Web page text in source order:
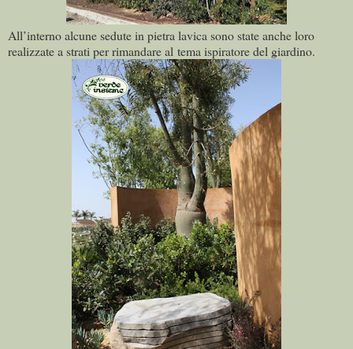
All’interno alcune sedute in pietra lavica sono state anche loro
realizzate a strati per rimandare al tema ispiratore del giardino.